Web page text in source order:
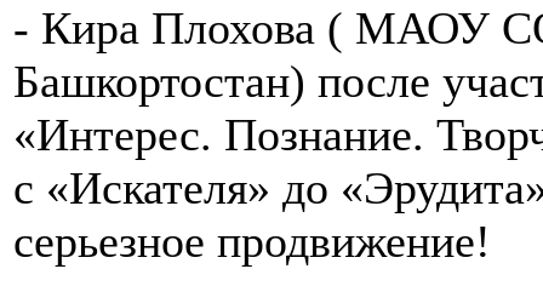
- Кира Плохова ( МАОУ
Башкортостан) после
«Интерес. Познание.
с «Искателя» до
серьезное продвижение!